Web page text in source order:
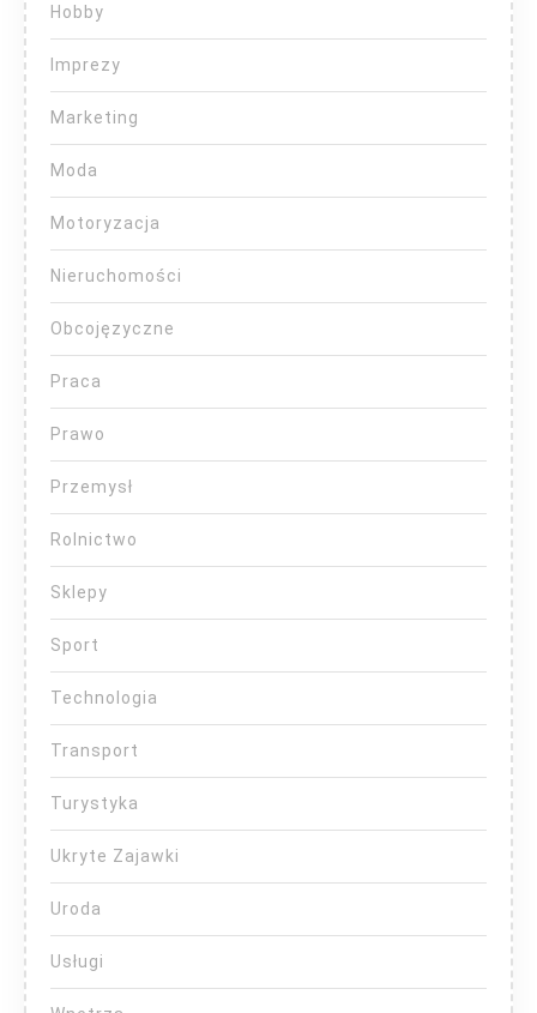
Hobby
Imprezy
Marketing
Moda
Motoryzacja
Nieruchomości
Obcojęzyczne
Praca
Prawo
Przemysł
Rolnictwo
Sklepy
Sport
Technologia
Transport
Turystyka
Ukryte Zajawki
Uroda
Usługi